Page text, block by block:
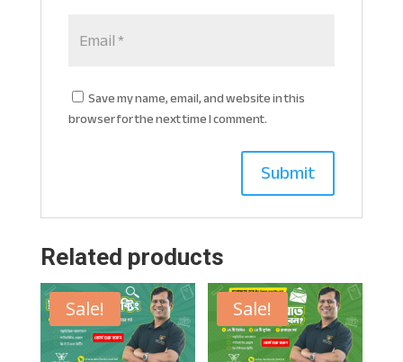
Save my name, email, and website in this
browser for the next time I comment.
Related products
Sale! Sale!